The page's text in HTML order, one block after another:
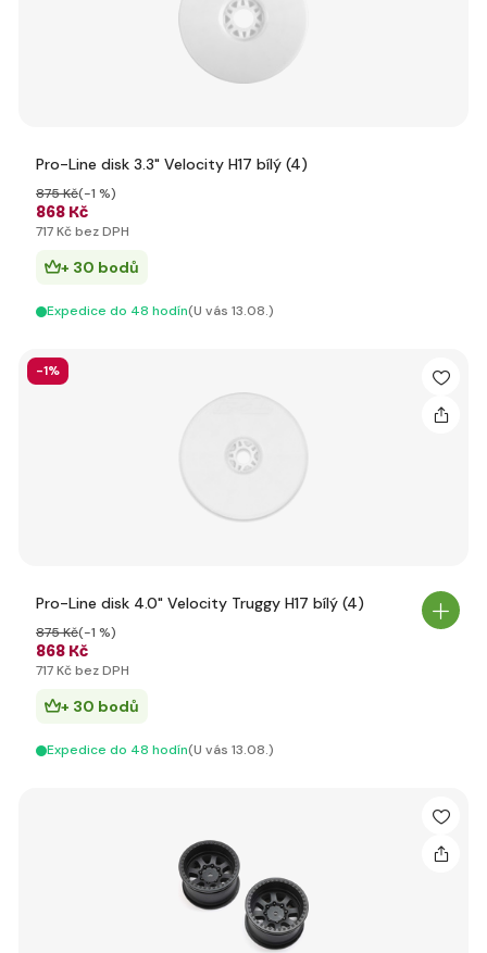
Pro-Line disk 3.3" Velocity H17 bílý (4)
868 Kč
875 Kč(-1 %)
717 Kč bez DPH
+ 30 bodů
Expedice do 48 hodín(U vás 13.08.)
-1%
Pro-Line disk 4.0" Velocity Truggy H17 bílý (4)
868 Kč
875 Kč(-1 %)
717 Kč bez DPH
+ 30 bodů
Expedice do 48 hodín(U vás 13.08.)